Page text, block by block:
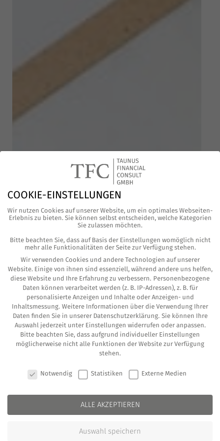
Wir freu­en uns Sie zu unse­rem Web­i­nar mit
Herrn Ste­fan Sku­lesch, Rechts­an­walt und
Notar, Steu­er­be­ra­ter der Kanz­lei SKW Schwarz
Rechts­an­wäl­te Steu­er­be­ra­ter Wirt­schafts­prü­fer
Part­ner­schaft mbB ein­zu­la­den. In sei­nem Vor­
trag wird Herr Sku­lesch auf den unter­schied­li­
chen Hand­lungs­be­darf bei der Nach­fol­ge zu
fol­gen­den The­men eingehen:
meh­re­ren Nach­kom­men (ehe­lich und/oder
unehelich)
COOKIE-EINSTELLUNGEN
Wir nutzen Cookies auf unserer Website, um ein optimales Webseiten-
Erlebnis zu bieten. Sie können selbst entscheiden, welche Kategorien
Sie zulassen möchten.
Bitte beachten Sie, dass auf Basis der Einstellungen womöglich nicht
mehr alle Funktionalitäten der Seite zur Verfügung stehen.
Wir verwenden Cookies und andere Technologien auf unserer
Website. Einige von ihnen sind essenziell, während andere uns helfen,
diese Website und Ihre Erfahrung zu verbessern. Personenbezogene
Daten können verarbeitet werden (z. B. IP-Adressen), z. B. für
personalisierte Anzeigen und Inhalte oder Anzeigen- und
Inhaltsmessung. Weitere Informationen über die Verwendung Ihrer
Daten finden Sie in unserer Datenschutzerklärung. Sie können Ihre
Auswahl jederzeit unter Einstellungen widerrufen oder anpassen.
Bitte beachten Sie, dass aufgrund individueller Einstellungen
möglicherweise nicht alle Funktionen der Website zur Verfügung
stehen.
Notwendig
Statistiken Externe Medien
ALLE AKZEPTIEREN
Auswahl speichern